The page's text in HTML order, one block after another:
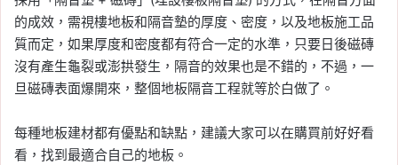
的成效，需視樓地板和隔音墊的厚度、密度，以及地板施工品
質而定，如果厚度和密度都有符合一定的水準，只要日後磁磚
沒有產生龜裂或澎拱發生，隔音的效果也是不錯的，不過，一
旦磁磚表面爆開來，整個地板隔音工程就等於白做了。
每種地板建材都有優點和缺點，建議大家可以在購買前好好看
看，找到最適合自己的地板。